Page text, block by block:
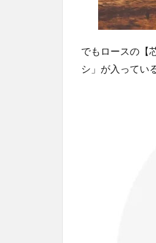
でもロースの【
シ」が入ってい